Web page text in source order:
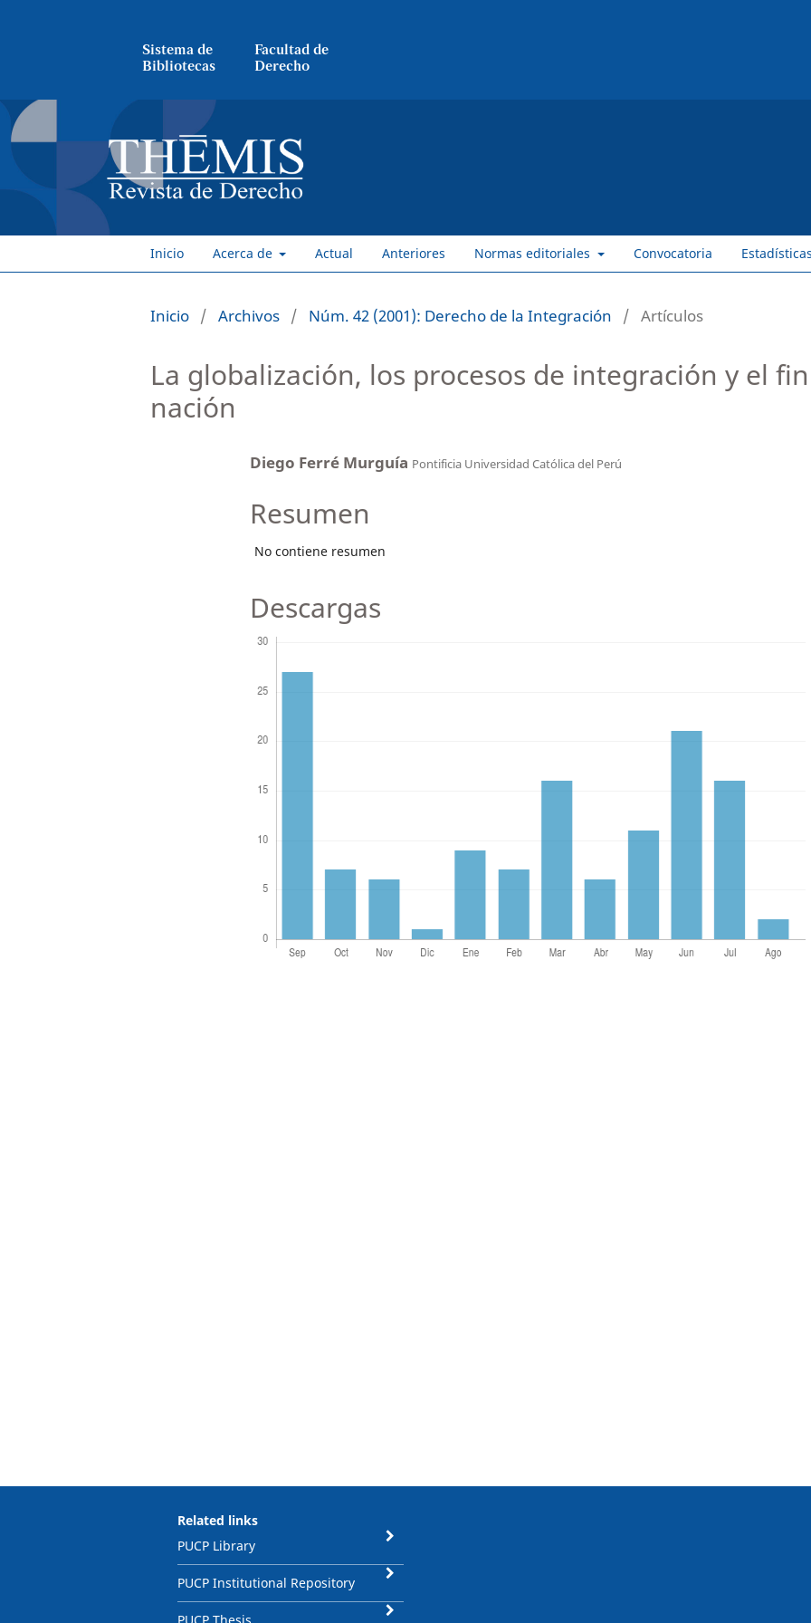
Sistema de
Bibliotecas
Facultad de
Derecho
Inicio Acerca de Actual Anteriores Normas editoriales Convocatoria
Inicio / Archivos / Núm. 42 (2001): Derecho de la Integración / Artículos
La globalización, los procesos de integración y el
nación
Diego Ferré Murguía Pontificia Universidad Católica del Perú
Resumen
No contiene resumen
Descargas
Related links
PUCP Library
PUCP Institutional Repository